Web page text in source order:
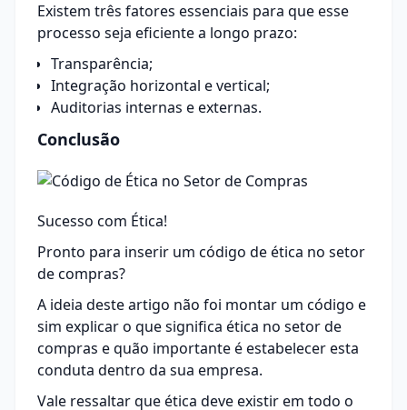
Existem três fatores essenciais para que esse
processo seja eficiente a longo prazo:
Transparência;
Integração horizontal e vertical;
Auditorias internas e externas.
Conclusão
Sucesso com Ética!
Pronto para inserir um código de ética no setor
de compras?
A ideia deste artigo não foi montar um código e
sim explicar o que significa ética no setor de
compras e quão importante é estabelecer esta
conduta dentro da sua empresa.
Vale ressaltar que ética deve existir em todo o